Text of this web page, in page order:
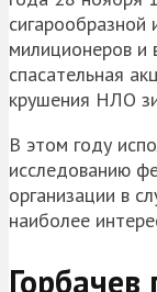
милиционеров и
спасательная
крушения НЛО
В этом году
исследованию
организации в
наиболее